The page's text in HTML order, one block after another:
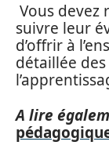
Vous devez
suivre leur
d’offrir à
détaillée
A lire